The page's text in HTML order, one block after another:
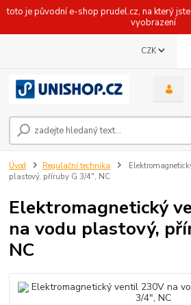
toto je původní e-shop prudel.cz, na který
vyobrazení
CZK
Úvod Regulační technika
plastový, příruby G 3/4", NC
Elektromagnetický
na vodu plastový,
NC